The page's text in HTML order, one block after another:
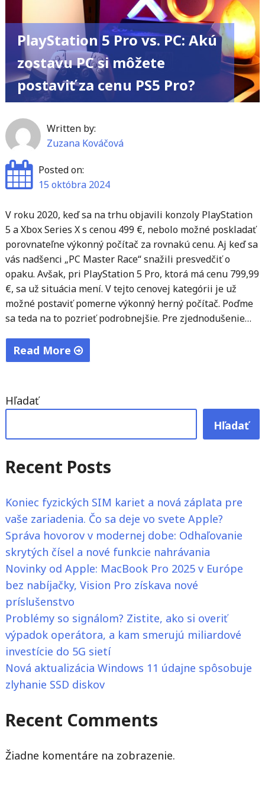
PlayStation 5 Pro vs. PC: Akú
zostavu PC si môžete
postaviť za cenu PS5 Pro?
Written by:
Zuzana Kováčová
Posted on:
15 októbra 2024
V roku 2020, keď sa na trhu objavili konzoly PlayStation
5 a Xbox Series X s cenou 499 €, nebolo možné poskladať
porovnateľne výkonný počítač za rovnakú cenu. Aj keď sa
vás nadšenci „PC Master Race“ snažili presvedčiť o
opaku. Avšak, pri PlayStation 5 Pro, ktorá má cenu 799,99
€, sa už situácia mení. V tejto cenovej kategórii je už
možné postaviť pomerne výkonný herný počítač. Poďme
sa teda na to pozrieť podrobnejšie. Pre zjednodušenie…
Read More
Pro
PC:
zostavu
si
môžete
postaviť
za
cenu
PS5
Pro?"
Hľadať
Hľadať
Recent Posts
Koniec fyzických SIM kariet a nová záplata pre
vaše zariadenia. Čo sa deje vo svete Apple?
Správa hovorov v modernej dobe: Odhaľovanie
skrytých čísel a nové funkcie nahrávania
Novinky od Apple: MacBook Pro 2025 v Európe
bez nabíjačky, Vision Pro získava nové
príslušenstvo
Problémy so signálom? Zistite, ako si overiť
výpadok operátora, a kam smerujú miliardové
investície do 5G sietí
Nová aktualizácia Windows 11 údajne spôsobuje
zlyhanie SSD diskov
Recent Comments
Žiadne komentáre na zobrazenie.